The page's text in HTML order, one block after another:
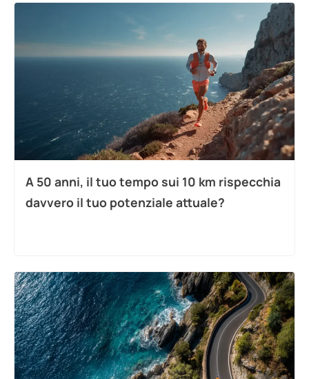
A 50 anni, il tuo tempo sui 10 km rispecchia
davvero il tuo potenziale attuale?